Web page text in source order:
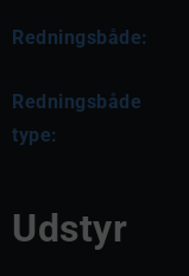
Redningsbåde:
Redningsbåde
type:
Udstyr